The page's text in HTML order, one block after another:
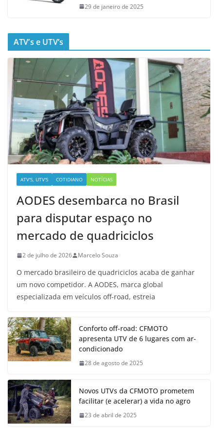
29 de janeiro de 2025
ATV’s e UTV’s
ATV'S, UTV'S COTIDIANO NOTÍCIAS
AODES desembarca no Brasil
para disputar espaço no
mercado de quadriciclos
2 de julho de 2026 Marcelo Souza
O mercado brasileiro de quadriciclos acaba de ganhar
um novo competidor. A AODES, marca global
especializada em veículos off-road, estreia
Conforto off-road: CFMOTO
apresenta UTV de 6 lugares com ar-
condicionado
28 de agosto de 2025
Novos UTVs da CFMOTO prometem
facilitar (e acelerar) a vida no agro
23 de abril de 2025